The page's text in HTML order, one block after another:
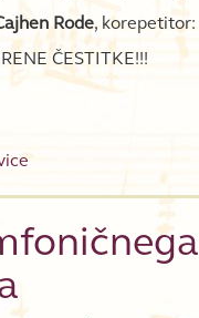
Rode, korepetitor:
ČESTITKE!!!